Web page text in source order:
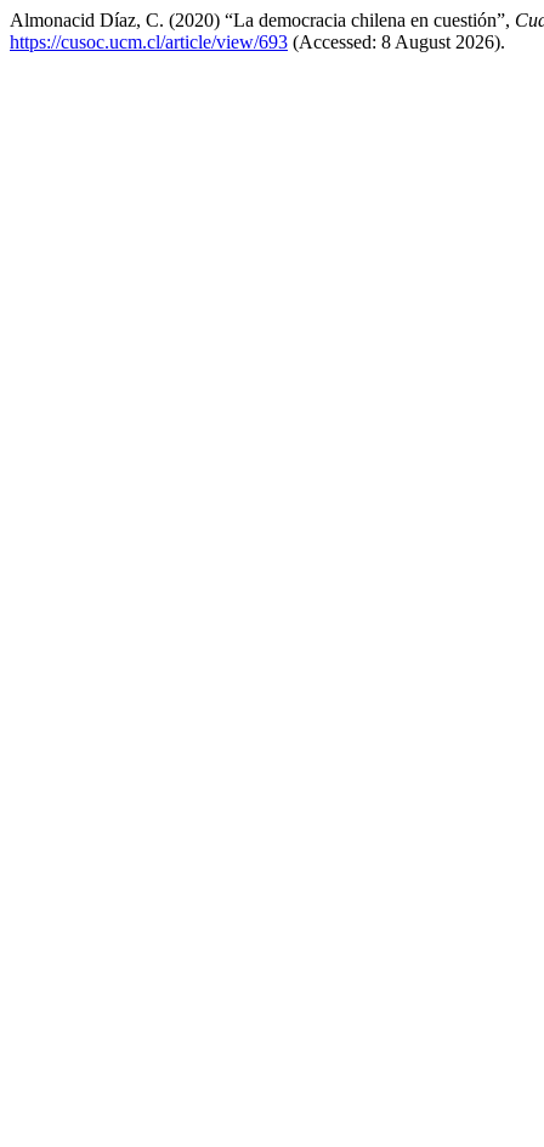
Almonacid Díaz, C. (2020) “La democracia chilena en cuestión”,
https://cusoc.ucm.cl/article/view/693 (Accessed: 8 August 2026).